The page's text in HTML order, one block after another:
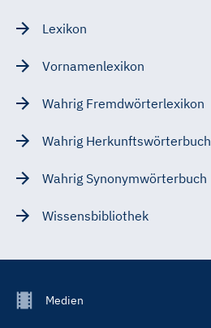
Lexikon
Vornamenlexikon
Wahrig Fremdwörterlexikon
Wahrig Herkunftswörterbuch
Wahrig Synonymwörterbuch
Wissensbibliothek
FooterMedien